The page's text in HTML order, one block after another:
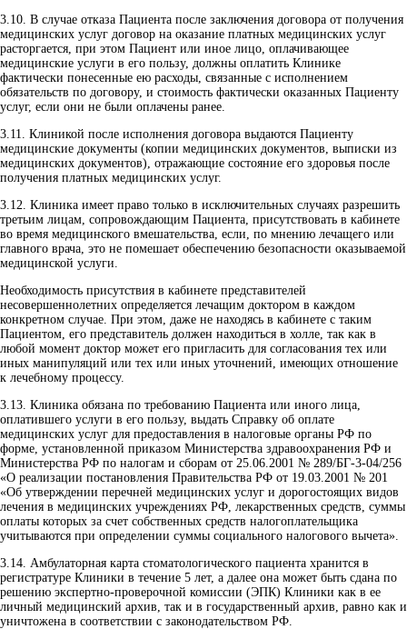
3.10. В случае отказа Пациента после заключения договора от получения
медицинских услуг договор на оказание платных медицинских услуг
расторгается, при этом Пациент или иное лицо, оплачивающее
медицинские услуги в его пользу, должны оплатить Клинике
фактически понесенные ею расходы, связанные с исполнением
обязательств по договору, и стоимость фактически оказанных Пациенту
услуг, если они не были оплачены ранее.
3.11.
Клиникой после исполнения договора выдаются Пациенту
медицинские документы (копии медицинских документов, выписки из
медицинских документов), отражающие состояние его здоровья после
получения платных медицинских услуг.
3.12. Клиника имеет право только в исключительных случаях разрешить
третьим лицам, сопровождающим Пациента, присутствовать в кабинете
во время медицинского вмешательства, если, по мнению лечащего или
главного врача, это не помешает обеспечению безопасности оказываемой
медицинской услуги.
Необходимость присутствия в кабинете представителей
несовершеннолетних определяется лечащим доктором в каждом
конкретном случае. При этом, даже не находясь в кабинете с таким
Пациентом, его представитель должен находиться в холле, так как в
любой момент доктор может его пригласить для согласования тех или
иных манипуляций или тех или иных уточнений, имеющих отношение
к лечебному процессу.
3.13. Клиника обязана по требованию Пациента или иного лица,
оплатившего услуги в его пользу, выдать Справку об оплате
медицинских услуг для предоставления в налоговые органы РФ по
форме, установленной приказом Министерства здравоохранения РФ и
Министерства РФ по налогам и сборам от 25.06.2001 № 289/БГ-3-04/256
«О реализации постановления Правительства РФ от 19.03.2001 № 201
«Об утверждении перечней медицинских услуг и дорогостоящих видов
лечения в медицинских учреждениях РФ, лекарственных средств, суммы
оплаты которых за счет собственных средств налогоплательщика
учитываются при определении суммы социального налогового вычета».
3.14. Амбулаторная карта стоматологического пациента хранится в
регистратуре Клиники в течение 5 лет, а далее она может быть сдана по
решению экспертно-проверочной комиссии (ЭПК) Клиники как в ее
личный медицинский архив, так и в государственный архив, равно как и
уничтожена в соответствии с законодательством РФ.